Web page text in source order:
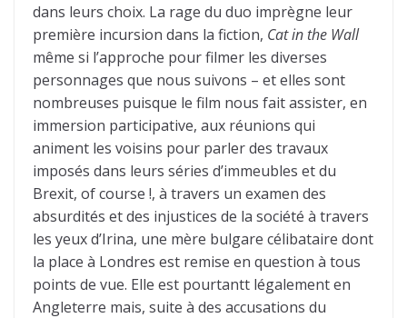
dans leurs choix. La rage du duo imprègne leur
première incursion dans la fiction, Cat in the Wall
même si l’approche pour filmer les diverses
personnages que nous suivons – et elles sont
nombreuses puisque le film nous fait assister, en
immersion participative, aux réunions qui
animent les voisins pour parler des travaux
imposés dans leurs séries d’immeubles et du
Brexit, of course !, à travers un examen des
absurdités et des injustices de la société à travers
les yeux d’Irina, une mère bulgare célibataire dont
la place à Londres est remise en question à tous
points de vue. Elle est pourtantt légalement en
Angleterre mais, suite à des accusations du